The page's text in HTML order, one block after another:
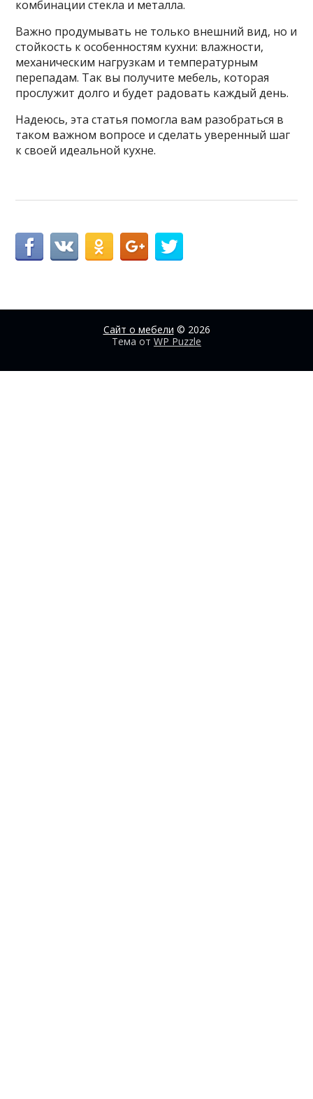
комбинации стекла и металла.
Важно продумывать не только внешний вид, но и
стойкость к особенностям кухни: влажности,
механическим нагрузкам и температурным
перепадам. Так вы получите мебель, которая
прослужит долго и будет радовать каждый день.
Надеюсь, эта статья помогла вам разобраться в
таком важном вопросе и сделать уверенный шаг
к своей идеальной кухне.
Сайт о мебели © 2026
Тема от WP Puzzle